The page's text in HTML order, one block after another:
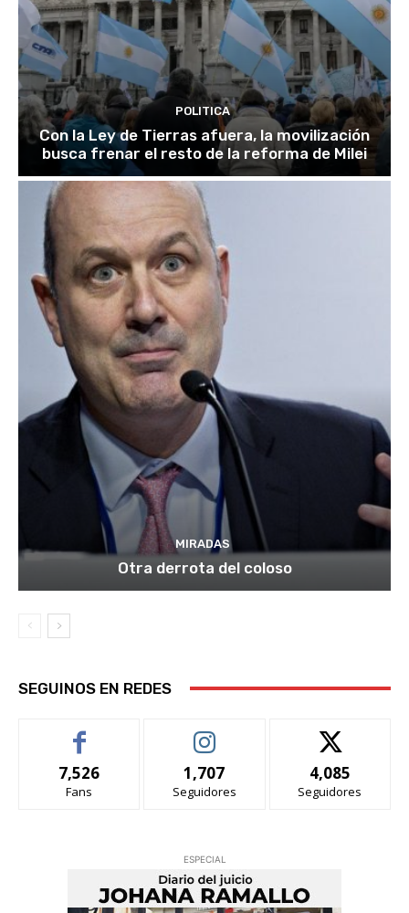
POLITICA
Con la Ley de Tierras afuera, la movilización
busca frenar el resto de la reforma de Milei
MIRADAS
Otra derrota del coloso
SEGUINOS EN REDES
7,526
Fans
1,707
Seguidores
4,085
Seguidores
ESPECIAL